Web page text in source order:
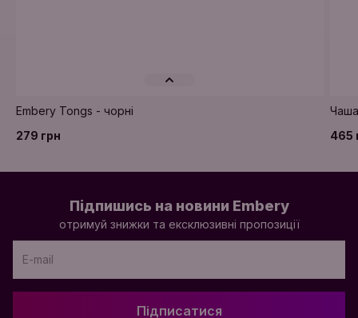
Embery Tongs - чорні
279 грн
465
Підпишись на новини Embery
отримуй знижки та ексклюзивні пропозиції
Підписатися